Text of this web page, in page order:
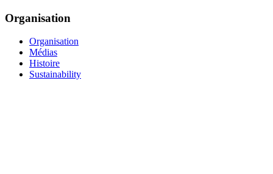
Organisation
Organisation
Médias
Histoire
Sustainability